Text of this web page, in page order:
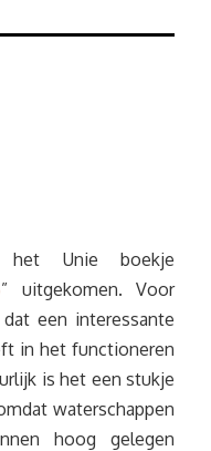
Unie boekje
” uitgekomen. Voor
een interessante
in het functioneren
is het een stukje
waterschappen
hoog gelegen